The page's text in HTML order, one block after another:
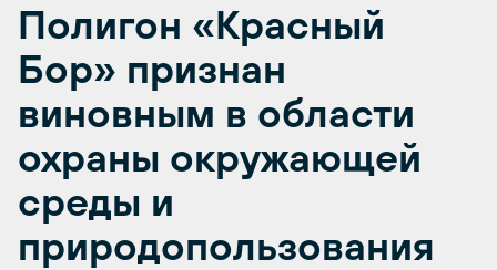
Полигон «Красный
Бор» признан
виновным в области
охраны окружающей
среды и
природопользования